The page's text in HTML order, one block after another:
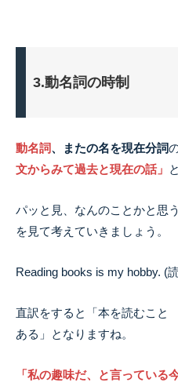
3.動名詞の時制
動名詞、またの名を現在分詞
文からみて過去と現在の話」
パッと見、なんのことかと思
を見て考えていきましょう。
Reading books is my hobby. (
直訳をすると「本を読むこ
ある」となりますね。
「私の趣味だ、と言っている今